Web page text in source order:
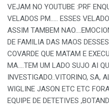
VEJAM NO YOUTUBE :PRF
VELADOS PM….. ESSES
ASSIM TAMBEM
DE FAMILIA DAS MAOS
COVARDE QUE MATAM E
MA….TEM UM LADO SUJO AI
INVESTIGADO..VITORINO, SA,
WIGLINE JASON ETC ETC
EQUIPE DE DETETIVES